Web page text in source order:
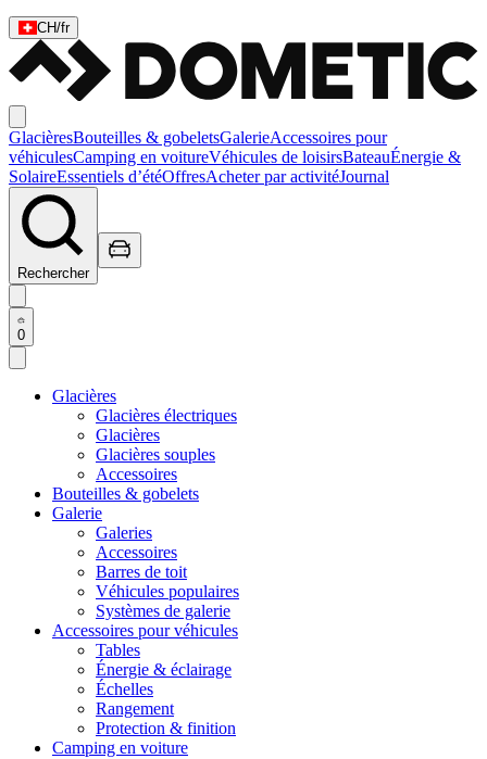
CH/fr
GlacièresBouteilles & gobeletsGalerieAccessoires pour
véhiculesCamping en voitureVéhicules de loisirsBateauÉnergie &
SolaireEssentiels d’étéOffresAcheter par activitéJournal
Rechercher
0
Glacières
Glacières électriques
Glacières
Glacières souples
Accessoires
Bouteilles & gobelets
Galerie
Galeries
Accessoires
Barres de toit
Véhicules populaires
Systèmes de galerie
Accessoires pour véhicules
Tables
Énergie & éclairage
Échelles
Rangement
Protection & finition
Camping en voiture